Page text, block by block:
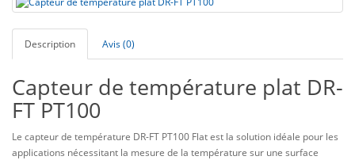
Description Avis (0)
Capteur de température plat DR-
FT PT100
Le capteur de température DR-FT PT100 Flat est la solution idéale pour les
applications nécessitant la mesure de la température sur une surface